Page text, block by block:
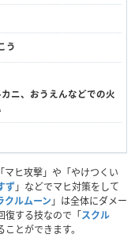
う
ニ、おうえんなどでの火
マヒ攻撃」や「やけつくい
ず」などでマヒ対策をして
クルムーン 」は全体にダメー
復する技なので「スクル
とができます。